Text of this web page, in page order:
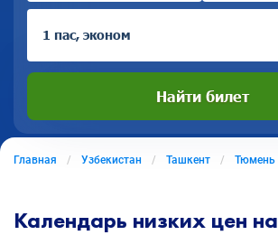
1 пас, эконом
Найти билет
Главная Узбекистан Ташкент Тюмень
Календарь низких цен на